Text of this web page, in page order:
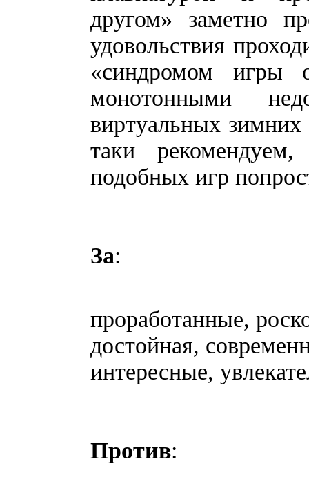
другом» заметно
удовольствия
«синдромом игры
монотонными
виртуальных
таки
подобных игр
За:
проработанные,
достойная,
интересные,
Против: